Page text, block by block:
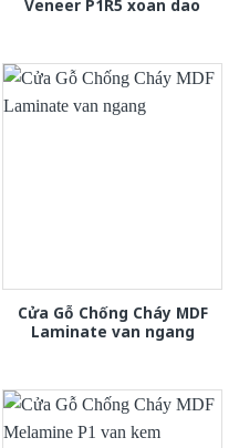
Veneer P1R5 xoan dao
Cửa Gỗ Chống Cháy MDF
Laminate van ngang